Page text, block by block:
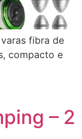
fibra de
compacto e
– 2